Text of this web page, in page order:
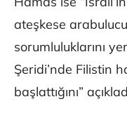
ateşkese
sorumluluklarını
Şeridi’nde Filistin
başlattığını”